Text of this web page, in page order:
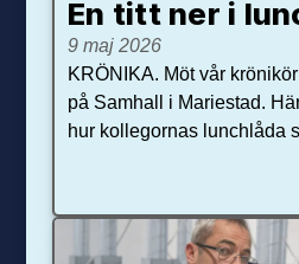
En titt ner i
9 maj 2026
KRÖNIKA. Möt vår
på Samhall i Mariestad.
hur kollegornas lunchlåda